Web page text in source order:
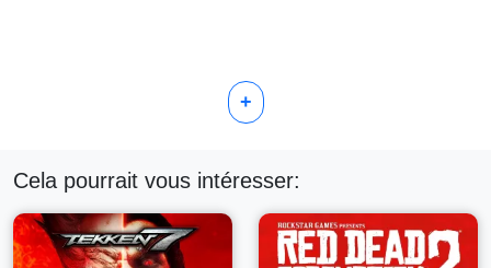
+
Cela pourrait vous intéresser: